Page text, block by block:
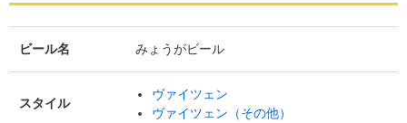
ビール名 みょうがビール
スタイル
ヴァイツェン
ヴァイツェン（その他）